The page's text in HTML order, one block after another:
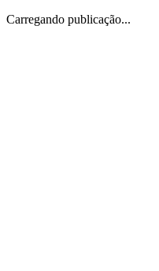
Carregando publicação...